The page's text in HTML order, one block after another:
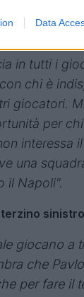
Data
in tutti i
chi è
giocatori.
per
interessa
una
il Napoli".
sinistro
giocano a
che
per fare il